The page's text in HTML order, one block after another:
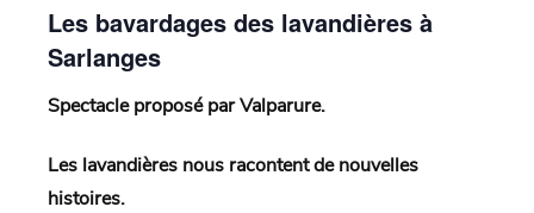
Les bavardages des lavandières à
Sarlanges
Spectacle proposé par Valparure.
Les lavandières nous racontent de nouvelles
histoires.